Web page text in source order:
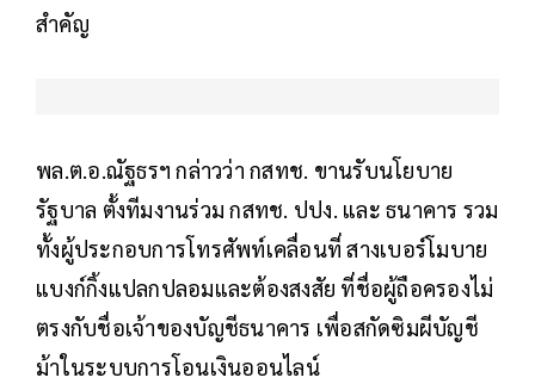
สำคัญ
พล.ต.อ.ณัฐธรฯ กล่าวว่า กสทช. ขานรับนโยบาย
รัฐบาล ตั้งทีมงานร่วม กสทช. ปปง. และ ธนาคาร รวม
ทั้งผู้ประกอบการโทรศัพท์เคลื่อนที่ สางเบอร์โมบาย
แบงก์กิ้งแปลกปลอมและต้องสงสัย ที่ชื่อผู้ถือครองไม่
ตรงกับชื่อเจ้าของบัญชีธนาคาร เพื่อสกัดซิมผีบัญชี
ม้าในระบบการโอนเงินออนไลน์